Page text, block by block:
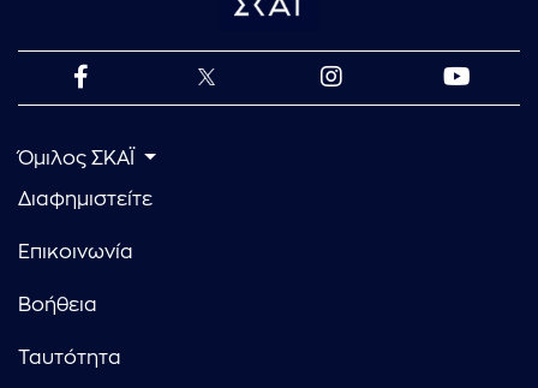
Όμιλος ΣΚΑΪ
Διαφημιστείτε
Επικοινωνία
Βοήθεια
Ταυτότητα